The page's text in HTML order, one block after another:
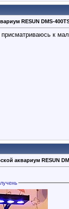
RESUN DMS-
к
аквариум RESUN